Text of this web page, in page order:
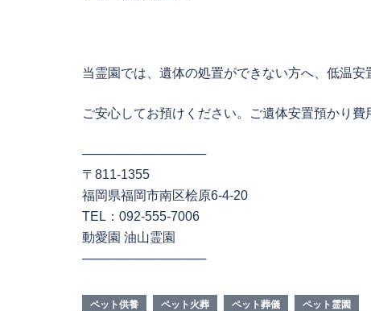
当霊園では、遺体の処置ができない方へ、低温安
ご安心してお預けください。ご遺体安置預かり費
──────────────
〒811-1355
福岡県福岡市南区桧原6-4-20
TEL：092-555-7006
動愛園 油山霊園
──────────────
ペット供養 ペット火葬 ペット葬儀 ペット霊園